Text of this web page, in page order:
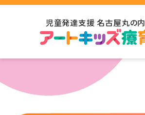
児童発達支援 名古屋丸の内